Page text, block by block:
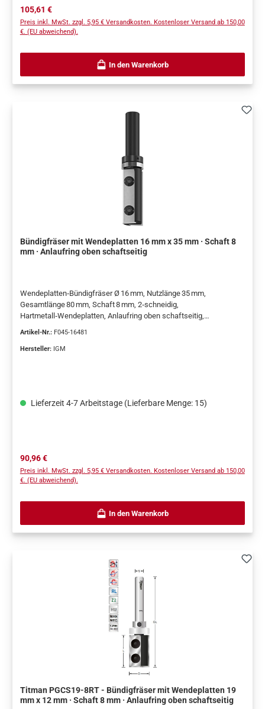
Regulärer Preis:
105,61 €
Preis inkl. MwSt. zzgl. 5,95 € Versandkosten. Kostenloser Versand ab 150,00
€. (EU abweichend).
In den Warenkorb
Bündigfräser mit Wendeplatten 16 mm x 35 mm · Schaft 8
mm · Anlaufring oben schaftseitig
Wendeplatten‑Bündigfräser Ø 16 mm, Nutzlänge 35 mm,
Gesamtlänge 80 mm, Schaft 8 mm, 2‑schneidig,
Hartmetall‑Wendeplatten, Anlaufring oben schaftseitig,
Artikel-Nr.: F045-16481
Hersteller: IGM
Lieferzeit 4-7 Arbeitstage (Lieferbare Menge: 15)
Regulärer Preis:
90,96 €
Preis inkl. MwSt. zzgl. 5,95 € Versandkosten. Kostenloser Versand ab 150,00
€. (EU abweichend).
In den Warenkorb
Titman PGCS19-8RT - Bündigfräser mit Wendeplatten 19
mm x 12 mm · Schaft 8 mm · Anlaufring oben schaftseitig